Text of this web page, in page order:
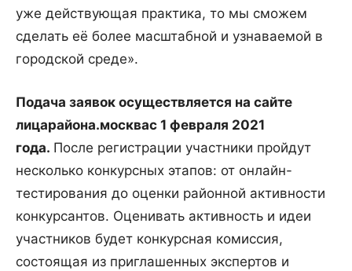
уже действующая практика, то мы сможем
сделать её более масштабной и узнаваемой в
городской среде».
Подача заявок осуществляется на сайте
лицарайона.москвас 1 февраля 2021
года. После регистрации участники пройдут
несколько конкурсных этапов: от онлайн-
тестирования до оценки районной активности
конкурсантов. Оценивать активность и идеи
участников будет конкурсная комиссия,
состоящая из приглашенных экспертов и